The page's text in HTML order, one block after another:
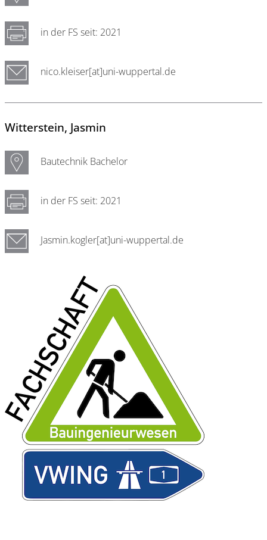
in der FS seit: 2021
nico.kleiser[at]uni-wuppertal.de
Witterstein, Jasmin
Bautechnik Bachelor
in der FS seit: 2021
Jasmin.kogler[at]uni-wuppertal.de